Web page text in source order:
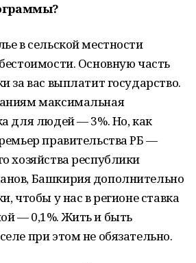
в сельской местности
Основную часть
за вас выплатит государство.
максимальная
для людей — 3%. Но, как
правительства РБ —
хозяйства республики
Башкирия дополнительно
чтобы у нас в регионе ставка
— 0,1%. Жить и быть
при этом не обязательно.